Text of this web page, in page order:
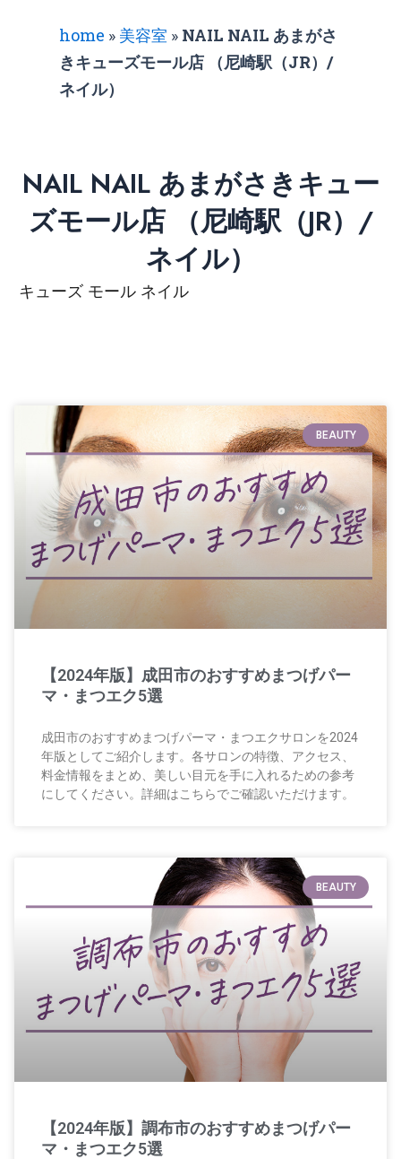
home » 美容室 » NAIL NAIL あまがさ
きキューズモール店 （尼崎駅（JR）/
ネイル）
NAIL NAIL あまがさきキュー
ズモール店 （尼崎駅（JR）/
ネイル）
キューズ モール ネイル
BEAUTY
【2024年版】成田市のおすすめまつげパー
マ・まつエク5選
成田市のおすすめまつげパーマ・まつエクサロンを2024
年版としてご紹介します。各サロンの特徴、アクセス、
料金情報をまとめ、美しい目元を手に入れるための参考
にしてください。詳細はこちらでご確認いただけます。
BEAUTY
【2024年版】調布市のおすすめまつげパー
マ・まつエク5選